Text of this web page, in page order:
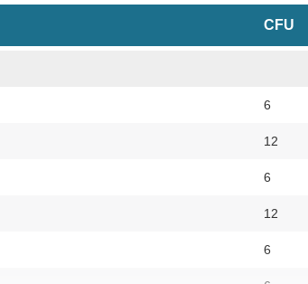
CFU
6
12
6
12
6